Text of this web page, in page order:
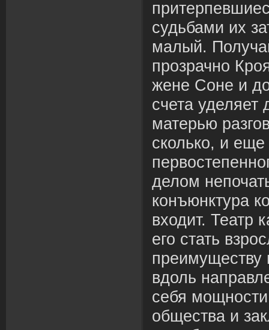
судьбами их
малый.
прозрачно
жене Соне и
счета уделяет
матерью
сколько, и еще
делом
конъюнктура
входит. Театр
его стать
преимуществу
вдоль
себя
общества и